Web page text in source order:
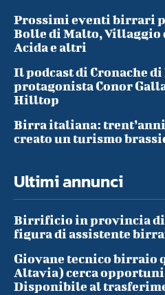
Prossimi eventi birrari
Bolle di Malto, Villaggio
Acida e altri
Il podcast di Cronache
protagonista Conor
Hilltop
Birra italiana:
creato un turismo
Ultimi annunci
Birrificio in provincia di
figura di assistente
Giovane tecnico birraio
Altavia) cerca
Disponibile al